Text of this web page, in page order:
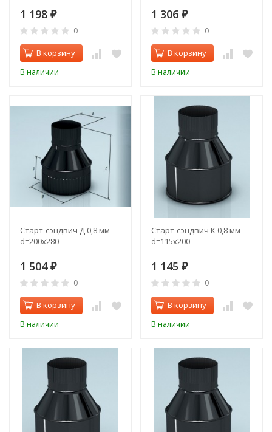
1 198 ₽
0
В корзину
В наличии
1 306 ₽
0
В корзину
В наличии
Старт-сэндвич Д 0,8 мм
d=200х280
1 504 ₽
0
В корзину
В наличии
Старт-сэндвич К 0,8 мм
d=115х200
1 145 ₽
0
В корзину
В наличии